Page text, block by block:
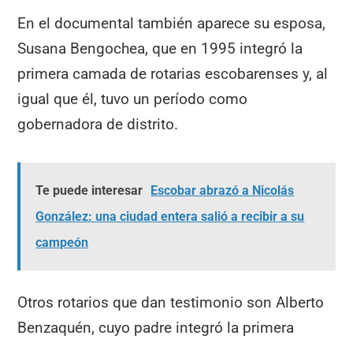
En el documental también aparece su esposa,
Susana Bengochea, que en 1995 integró la
primera camada de rotarias escobarenses y, al
igual que él, tuvo un período como
gobernadora de distrito.
Te puede interesar
Escobar abrazó a Nicolás
González: una ciudad entera salió a recibir a su
campeón
Otros rotarios que dan testimonio son Alberto
Benzaquén, cuyo padre integró la primera